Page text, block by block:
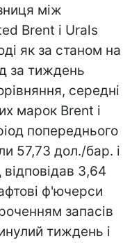
між
Brent і Urals
як за станом на
за тиждень
середні
марок Brent і
попереднього
57,73 дол./бар. і
3,64
ф'ючерси
запасів
тиждень і